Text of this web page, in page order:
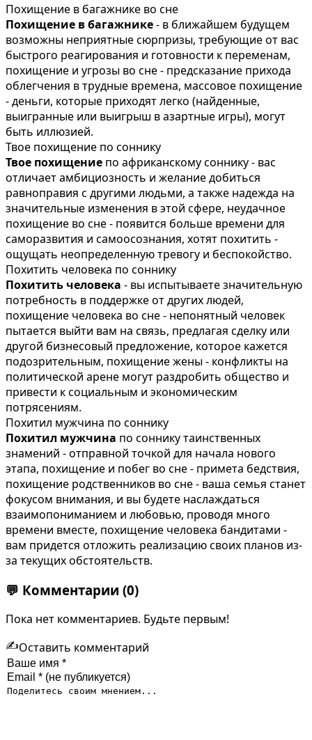
Похищение в багажнике во сне
Похищение в багажнике- в ближайшем будущем
возможны неприятные сюрпризы, требующие от вас
быстрого реагирования и готовности к переменам,
похищение и угрозы во сне - предсказание прихода
облегчения в трудные времена, массовое похищение
- деньги, которые приходят легко (найденные,
выигранные или выигрыш в азартные игры), могут
быть иллюзией.
Твое похищение по соннику
Твое похищение по африканскому соннику - вас
отличает амбициозность и желание добиться
равноправия с другими людьми, а также надежда на
значительные изменения в этой сфере, неудачное
похищение во сне - появится больше времени для
саморазвития и самоосознания, хотят похитить -
ощущать неопределенную тревогу и беспокойство.
Похитить человека по соннику
Похитить человека - вы испытываете значительную
потребность в поддержке от других людей,
похищение человека во сне - непонятный человек
пытается выйти вам на связь, предлагая сделку или
другой бизнесовый предложение, которое кажется
подозрительным, похищение жены - конфликты на
политической арене могут раздробить общество и
привести к социальным и экономическим
потрясениям.
Похитил мужчина по соннику
Похитил мужчина по соннику таинственных
знамений - отправной точкой для начала нового
этапа, похищение и побег во сне - примета бедствия,
похищение родственников во сне - ваша семья станет
фокусом внимания, и вы будете наслаждаться
взаимопониманием и любовью, проводя много
времени вместе, похищение человека бандитами -
вам придется отложить реализацию своих планов из-
за текущих обстоятельств.
💬 Комментарии (0)
Пока нет комментариев. Будьте первым!
✍️Оставить комментарий